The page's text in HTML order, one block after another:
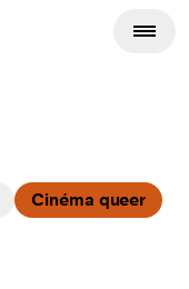
Cinéma queer